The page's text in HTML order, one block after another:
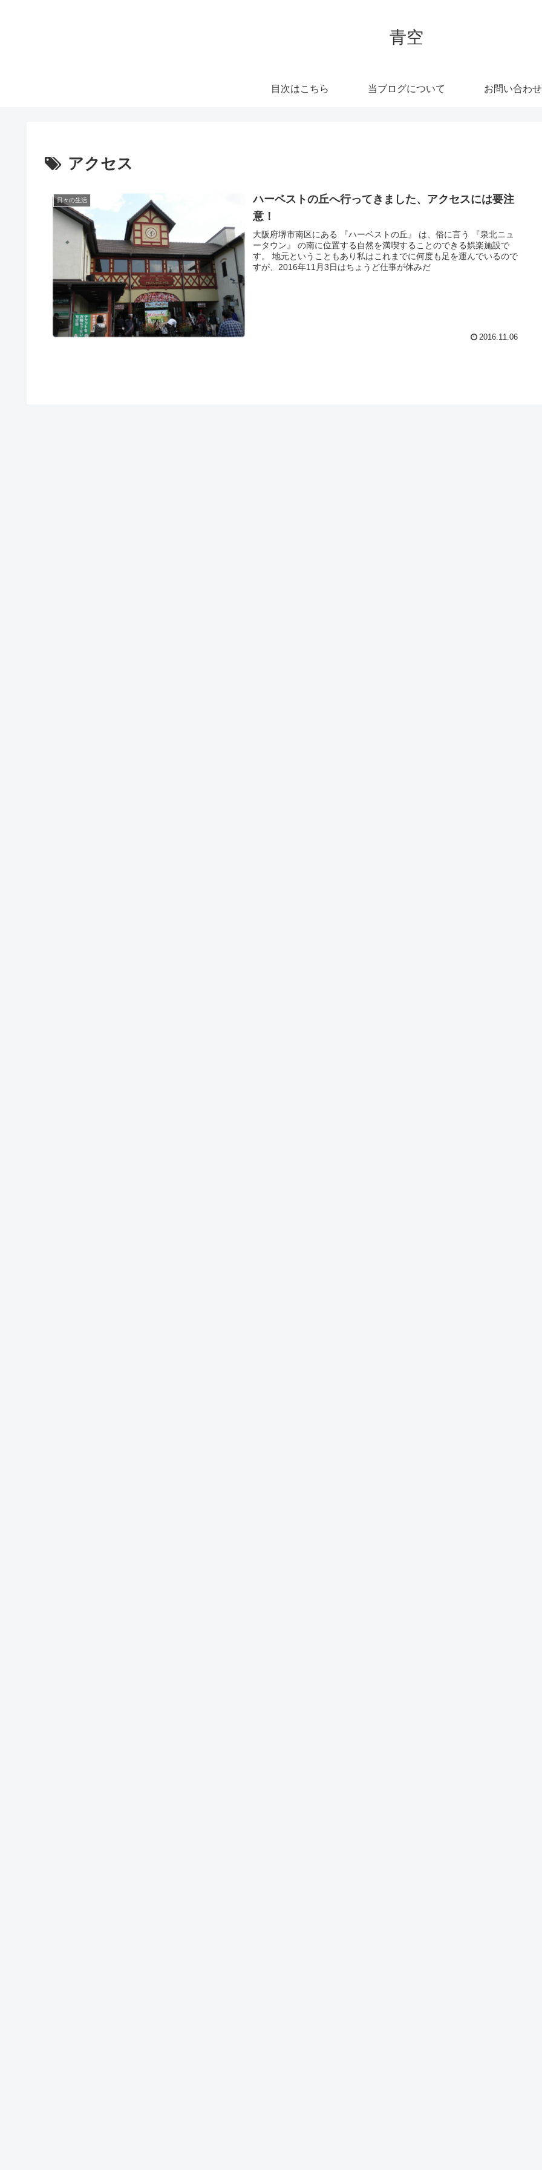
青空
目次はこちら 当ブログについて お問い合わせ
アクセス
日々の生活
ハーベストの丘へ行ってきました、アクセスには要注
意！
大阪府堺市南区にある 『ハーベストの丘』 は、俗に言う 『泉北ニュ
ータウン』 の南に位置する自然を満喫することのできる娯楽施設で
す。 地元ということもあり私はこれまでに何度も足を運んでいるので
すが、2016年11月3日はちょうど仕事が休みだ
2016.11.06